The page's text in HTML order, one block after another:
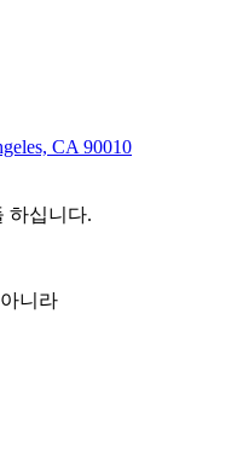
CA 90010
하십니다.
니라